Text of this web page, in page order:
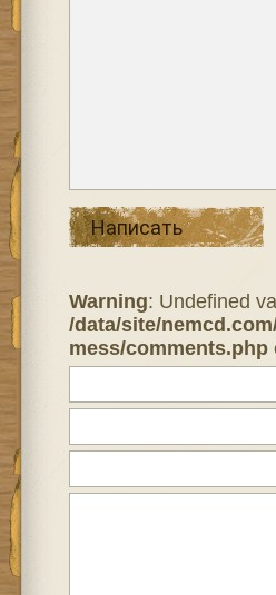
Написать
Warning: Undefined
/data/site/
mess/comments.php